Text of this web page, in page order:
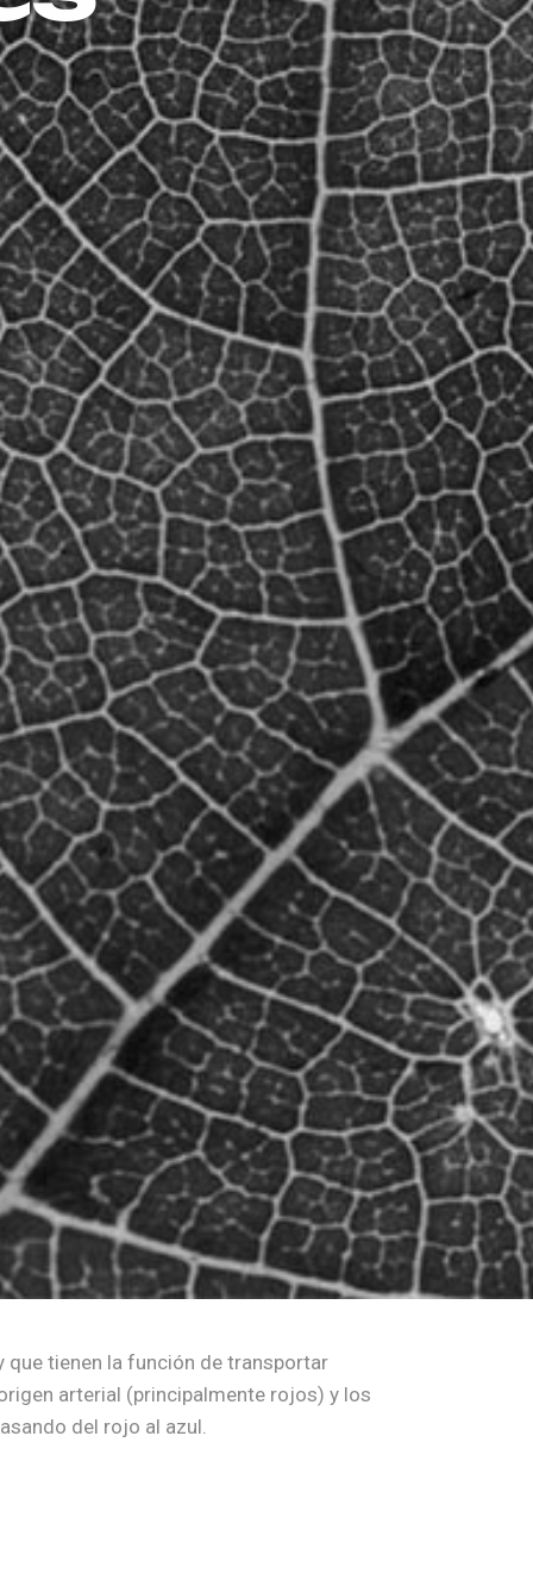
tienen la función de transportar
arterial (principalmente rojos) y los
del rojo al azul.